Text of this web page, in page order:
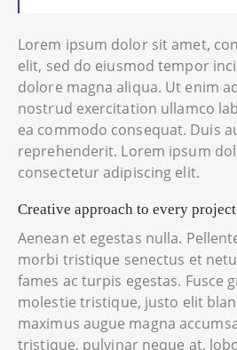
Lorem ipsum dolor sit amet,
elit, sed do eiusmod tempor
dolore magna aliqua. Ut enim
nostrud exercitation ullamco
ea commodo consequat. Duis
reprehenderit. Lorem ipsum
consectetur adipiscing elit.
Creative approach to every project
Aenean et egestas nulla.
morbi tristique senectus et
fames ac turpis egestas. Fusce
molestie tristique, justo elit
maximus augue magna
tristique, pulvinar neque at,